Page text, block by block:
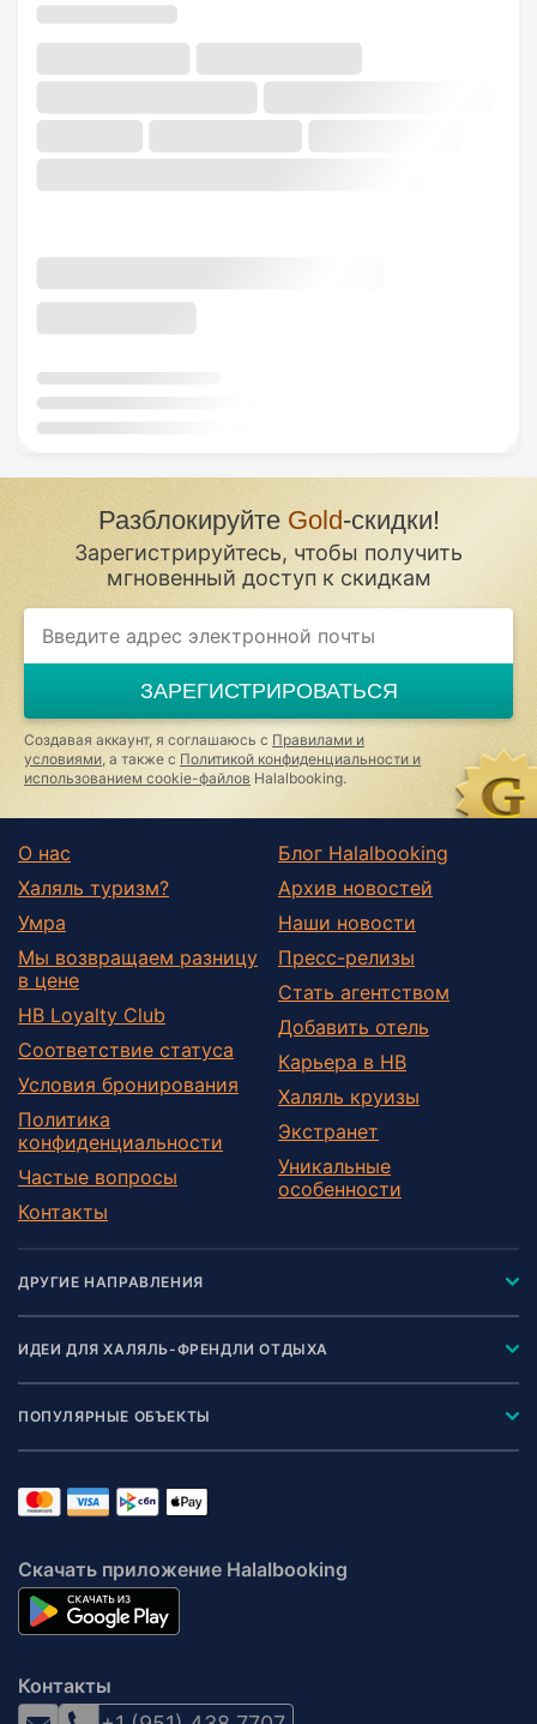
Разблокируйте Gold-скидки!
Зарегистрируйтесь, чтобы получить
мгновенный доступ к скидкам
ЗАРЕГИСТРИРОВАТЬСЯ
Создавая аккаунт, я соглашаюсь с Правилами и
условиями , а также с Политикой конфиденциальности и
использованием cookie-файлов Halalbooking.
О нас
Халяль туризм?
Умра
Мы возвращаем разницу
в цене
HB Loyalty Club
Соответствие статуса
Условия бронирования
Политика
конфиденциальности
Частые вопросы
Контакты
Блог Halalbooking
Архив новостей
Наши новости
Пресс-релизы
Стать агентством
Добавить отель
Карьера в HB
Халяль круизы
Экстранет
Уникальные
особенности
ДРУГИЕ НАПРАВЛЕНИЯ
ИДЕИ ДЛЯ ХАЛЯЛЬ-ФРЕНДЛИ ОТДЫХА
ПОПУЛЯРНЫЕ ОБЪЕКТЫ
Скачать приложение Halalbooking
Контакты